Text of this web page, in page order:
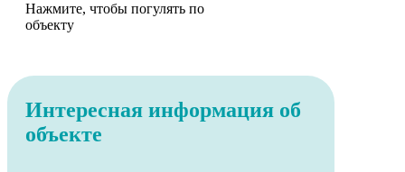
Нажмите, чтобы погулять по
объекту
Интересная информация об
объекте